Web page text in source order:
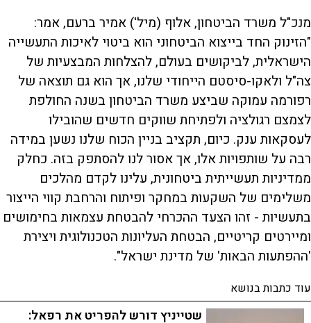
מנכ"ל משרד הביטחון, אלוף (מיל') אמיר ברעם, אמר:
"הזינוק החד בייצוא הביטחוני הוא ביטוי לאיכות התעשייה
הישראלית, לביקושים בעולם, להצלחות המבצעיות של
צה"ל ולאקו-סיסטם הייחודי שלנו, אך הוא גם תוצאה של
רפורמה עמוקה שביצע משרד הביטחון בשנה החולפת
לצמצם רגולציה ולפתיחת שווקים חדשים שהובילו
לעסקאות ענק. כיום, תקציב בניין הכוח שלנו נשען במידה
רבה על שותפויות אלו, אך אסור לנו להסתפק בזה. כחלק
ממדיניות תעשייתית ביטחונית, עלינו לקדם מהלכים
משלימים של השקעות במחקר ופיתוח והרחבת קווי הייצור
בתעשיות - זהו הצעד ההכרחי להבטחת עצמאות בחימושים
ומיירטים קריטיים, הבטחת העליונות הטכנולוגית ויצירת
'ההפתעות הבאות' של מדינת ישראל".
עוד כתבות בנושא
שטייניץ דורש להפריט את רפאל: